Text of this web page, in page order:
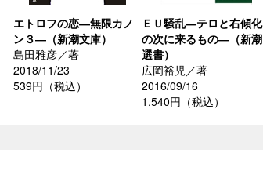
エトロフの恋―無限カノ
ン３―（新潮文庫）
島田雅彦／著
2018/11/23
539円（税込）
ＥＵ騒乱―テロと右傾化
の次に来るもの―（新潮
選書）
広岡裕児／著
2016/09/16
1,540円（税込）